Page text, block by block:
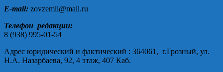
E-mail: zovzemli@mail.ru
Телефон редакции:
8 (938) 995-01-54
Адрес юридический и фактический : 364061, г.Грозный, ул.
Н.А. Назарбаева, 92, 4 этаж, 407 Каб.